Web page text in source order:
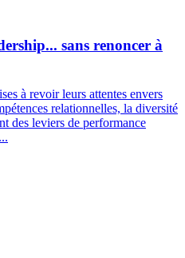
sans renoncer à
à revoir leurs attentes envers
relationnelles, la diversité
des leviers de performance